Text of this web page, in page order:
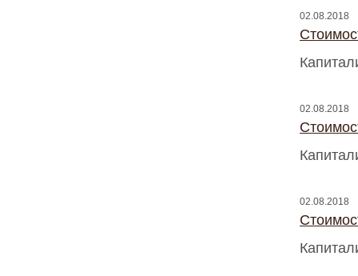
02.08.2018
02.08.2018
02.08.2018